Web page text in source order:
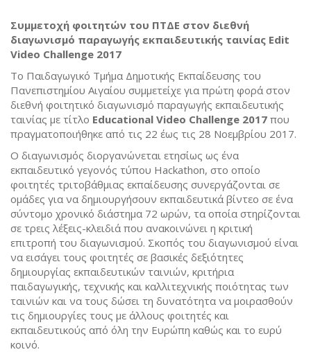
Συμμετοχή φοιτητών του ΠΤΔΕ στον διεθνή
διαγωνισμό παραγωγής εκπαιδευτικής ταινίας Edit
Video Challenge 2017
Το Παιδαγωγικό Τμήμα Δημοτικής Εκπαίδευσης του
Πανεπιστημίου Αιγαίου συμμετείχε για πρώτη φορά στον
διεθνή φοιτητικό διαγωνισμό παραγωγής εκπαιδευτικής
ταινίας με τίτλο Educational Video Challenge 2017 που
πραγματοποιήθηκε από τις 22 έως τις 28 Νοεμβρίου 2017.
Ο διαγωνισμός διοργανώνεται ετησίως ως ένα
εκπαιδευτικό γεγονός τύπου Hackathon, στο οποίο
φοιτητές τριτοβάθμιας εκπαίδευσης συνεργάζονται σε
ομάδες για να δημιουργήσουν εκπαιδευτικά βίντεο σε ένα
σύντομο χρονικό διάστημα 72 ωρών, τα οποία στηρίζονται
σε τρεις λέξεις-κλειδιά που ανακοινώνει η κριτική
επιτροπή του διαγωνισμού. Σκοπός του διαγωνισμού είναι
να εισάγει τους φοιτητές σε βασικές δεξιότητες
δημιουργίας εκπαιδευτικών ταινιών, κριτήρια
παιδαγωγικής, τεχνικής και καλλιτεχνικής ποιότητας των
ταινιών και να τους δώσει τη δυνατότητα να μοιρασθούν
τις δημιουργίες τους με άλλους φοιτητές και
εκπαιδευτικούς από όλη την Ευρώπη καθώς και το ευρύ
κοινό.